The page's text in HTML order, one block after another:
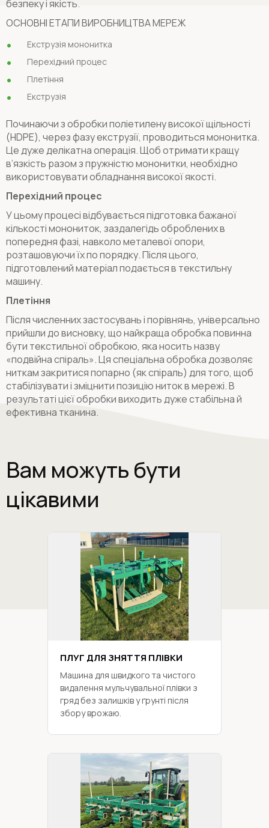
безпеку і якість.
ОСНОВНІ ЕТАПИ ВИРОБНИЦТВА МЕРЕЖ
Екструзія мононитка
Перехідний процес
Плетіння
Екструзія
Починаючи з обробки поліетилену високої щільності
(HDPE), через фазу екструзії, проводиться мононитка.
Це дуже делікатна операція. Щоб отримати кращу
в’язкість разом з пружністю мононитки, необхідно
використовувати обладнання високої якості.
Перехідний процес
У цьому процесі відбувається підготовка бажаної
кількості монониток, заздалегідь оброблених в
попередня фазі, навколо металевої опори,
розташовуючи їх по порядку. Після цього,
підготовлений матеріал подається в текстильну
машину.
Плетіння
Після численних застосувань і порівнянь, універсально
прийшли до висновку, що найкраща обробка повинна
бути текстильної обробкою, яка носить назву
«подвійна спіраль». Ця спеціальна обробка дозволяє
ниткам закритися попарно (як спіраль) для того, щоб
стабілізувати і зміцнити позицію ниток в мережі. В
результаті цієї обробки виходить дуже стабільна й
ефективна тканина.
Вам можуть бути
цікавими
ПЛУГ ДЛЯ ЗНЯТТЯ ПЛІВКИ
Машина для швидкого та чистого
видалення мульчувальної плівки з
гряд без залишків у ґрунті після
збору врожаю.